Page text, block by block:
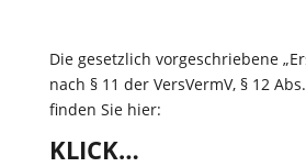
Die gesetzlich vorgeschriebene
nach § 11 der VersVermV, § 12
finden Sie hier:
KLICK…